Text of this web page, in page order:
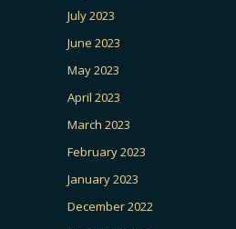
July 2023
June 2023
May 2023
April 2023
March 2023
February 2023
January 2023
December 2022